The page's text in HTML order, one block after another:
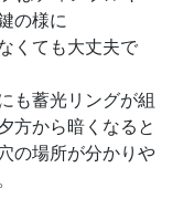
の様に
くても大丈夫で
も蓄光リングが組
方から暗くなると
の場所が分かりや